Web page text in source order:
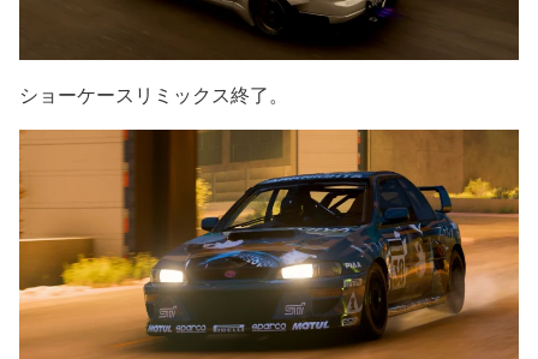
ショーケースリミックス終了。